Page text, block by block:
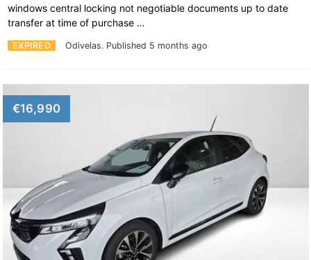
EXPIRED Odivelas. Published 5 months ago
windows central locking not negotiable documents up to date
transfer at time of purchase …
€16,990